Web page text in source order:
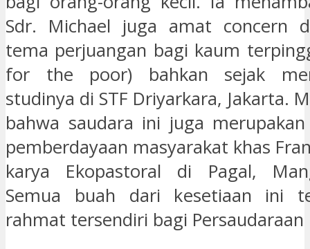
Sdr. Michael juga amat concern
tema perjuangan bagi kaum
for the poor) bahkan sejak
studinya di STF Driyarkara, Jakarta.
bahwa saudara ini juga
pemberdayaan masyarakat khas
karya Ekopastoral di Pagal,
Semua buah dari kesetiaan ini
rahmat tersendiri bagi Persaudaraan